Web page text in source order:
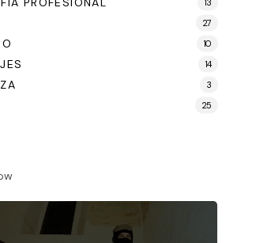
13
27
10
14
3
25